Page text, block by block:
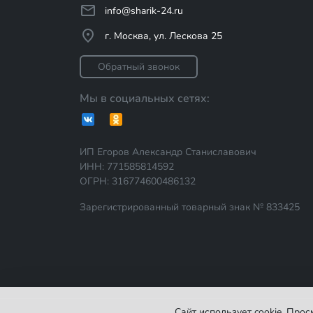
info@sharik-24.ru
г. Москва, ул. Лескова 25
Обратный звонок
Мы в социальных сетях:
ИП Егоров Александр Станиславович
ИНН: 771585814592
ОГРН: 316774600486132
Зарегистрированный товарный знак № 833425